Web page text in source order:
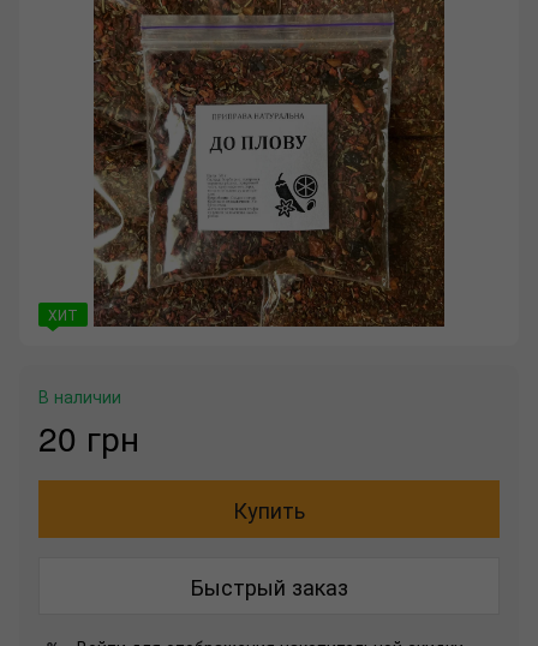
ХИТ
В наличии
20 грн
Купить
Быстрый заказ